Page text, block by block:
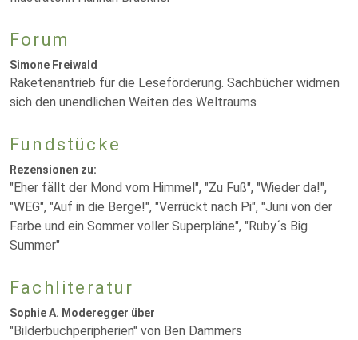
Forum
Simone Freiwald
Raketenantrieb für die Leseförderung. Sachbücher widmen
sich den unendlichen Weiten des Weltraums
Fundstücke
Rezensionen zu:
"Eher fällt der Mond vom Himmel", "Zu Fuß", "Wieder da!",
"WEG", "Auf in die Berge!", "Verrückt nach Pi", "Juni von der
Farbe und ein Sommer voller Superpläne", "Ruby´s Big
Summer"
Fachliteratur
Sophie A. Moderegger über
"Bilderbuchperipherien" von Ben Dammers